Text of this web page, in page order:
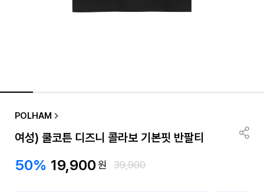
POLHAM
여성) 쿨코튼 디즈니 콜라보 기본핏 반팔티
50% 19,900원 39,900